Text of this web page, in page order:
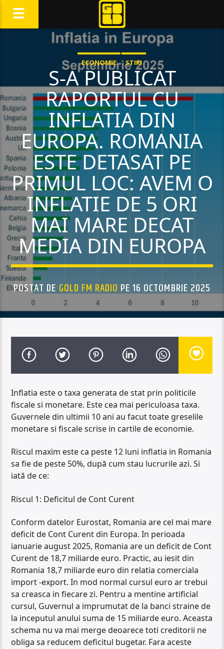
ECONOMIE STIRI
S-A PUBLICAT
RAPORTUL CU
INFLATIA DIN
EUROPA. ROMANIA
ESTE DETASAT PE
PRIMUL LOC: AVEM O
INFLATIE DE 5 ORI
MAI MARE DECAT
MEDIA DIN EUROPA
POSTAT DE GOLD FM RADIO PE 16 OCTOMBRIE 2025
Inflatia este o taxa generata de stat prin politicile
fiscale si monetare. Este cea mai periculoasa taxa.
Guvernele din ultimii 10 ani au facut toate greselile
monetare si fiscale scrise in cartile de economie.
Riscul maxim este ca peste 12 luni inflatia in Romania
sa fie de peste 50%, după cum stau lucrurile azi. Si
iată de ce:
Riscul 1: Deficitul de Cont Curent
Conform datelor Eurostat, Romania are cel mai mare
deficit de Cont Curent din Europa. In perioada
ianuarie august 2025, Romania are un deficit de Cont
Curent de 18,7 miliarde euro. Practic, au iesit din
Romania 18,7 miliarde euro din relatia comerciala
import -export. In mod normal cursul euro ar trebui
sa creasca in fiecare zi. Pentru a mentine artificial
cursul, Guvernul a imprumutat de la banci straine de
la inceputul anului suma de 15 miliarde euro. Aceasta
schema nu va mai merge deoarece toti creditorii ne
obliga sa reducem deficitul bugetar. Fara aceste